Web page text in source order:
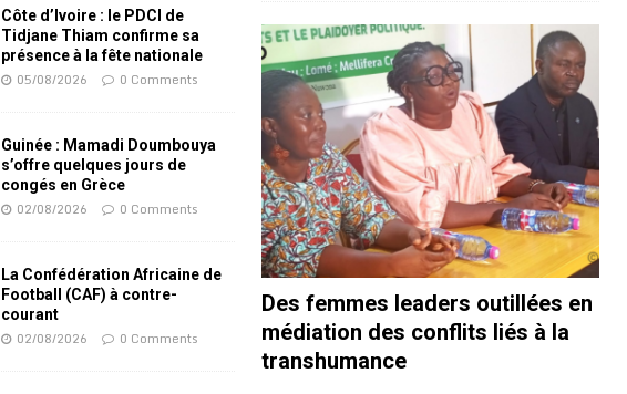
Côte d’Ivoire : le PDCI de
Tidjane Thiam confirme sa
présence à la fête nationale
05/08/2026 0 Comments
Guinée : Mamadi Doumbouya
s’offre quelques jours de
congés en Grèce
02/08/2026 0 Comments
La Confédération Africaine de
Football (CAF) à contre-
courant
02/08/2026 0 Comments
Des femmes leaders outillées en
médiation des conflits liés à la
transhumance